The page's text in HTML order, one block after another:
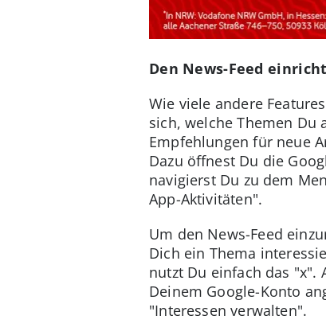
Den News-Feed
Wie viele andere
sich, welche Themen Du
Empfehlungen für neue
Dazu öffnest Du die
navigierst Du zu dem
App-Aktivitäten".
Um den News-Feed
Dich ein Thema
nutzt Du einfach das "x".
Deinem Google-Konto
"Interessen verwalten".